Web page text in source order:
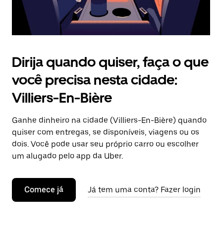
Dirija quando quiser, faça o que
você precisa nesta cidade:
Villiers-En-Bière
Ganhe dinheiro na cidade (Villiers-En-Bière) quando
quiser com entregas, se disponíveis, viagens ou os
dois. Você pode usar seu próprio carro ou escolher
um alugado pelo app da Uber.
Comece já Já tem uma conta? Fazer login